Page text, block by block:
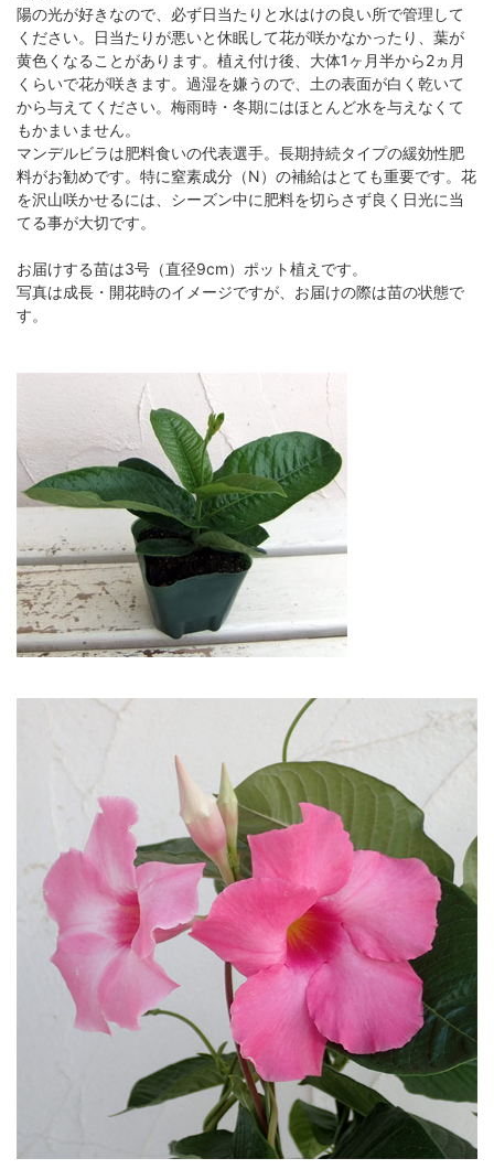
陽の光が好きなので、必ず日当たりと水はけの良い所で管理して
ください。日当たりが悪いと休眠して花が咲かなかったり、葉が
黄色くなることがあります。植え付け後、大体1ヶ月半から2ヵ月
くらいで花が咲きます。過湿を嫌うので、土の表面が白く乾いて
から与えてください。梅雨時・冬期にはほとんど水を与えなくて
もかまいません。
マンデルビラは肥料食いの代表選手。長期持続タイプの緩効性肥
料がお勧めです。特に窒素成分（N）の補給はとても重要です。花
を沢山咲かせるには、シーズン中に肥料を切らさず良く日光に当
てる事が大切です。
お届けする苗は3号（直径9cm）ポット植えです。
写真は成長・開花時のイメージですが、お届けの際は苗の状態で
す。